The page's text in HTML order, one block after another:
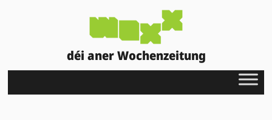
déi aner Wochenzeitung